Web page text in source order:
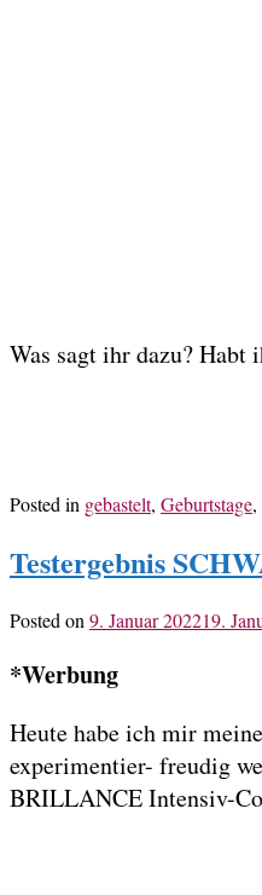
Was sagt ihr dazu?
Posted in gebastelt, Geburtstage,
Testergebnis
Posted on9. Januar 202219.
*Werbung
Heute habe ich mir
experimentier- freudig
BRILLANCE Intensiv-